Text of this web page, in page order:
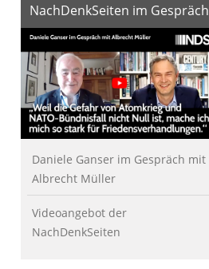
NachDenkSeiten im Gespräch
Daniele Ganser im Gespräch mit
Albrecht Müller
Videoangebot der
NachDenkSeiten